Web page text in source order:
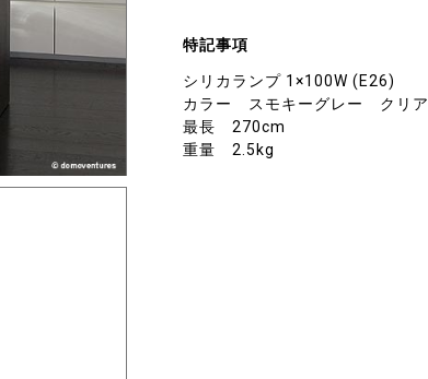
特記事項
シリカランプ 1×100W (E26)
カラー スモキーグレー クリア
最長 270cm
重量 2.5kg